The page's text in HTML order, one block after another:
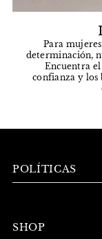
Para
determinación,
Encuentra
confianza y los
POLÍTICAS
SHOP